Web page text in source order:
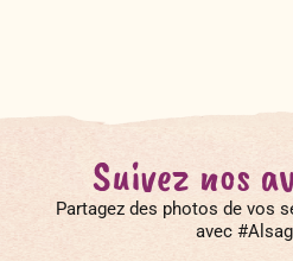
Suivez nos
Partagez des photos de vos
avec